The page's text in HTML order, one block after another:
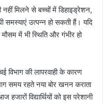
नहीं मिलने से बच्चों में डिहाइड्रेशन,
उत्पन्न हो सकती हैं। यदि
में भी स्थिति और गंभीर हो
विभाग की लापरवाही के कारण
समय रहते नया बोर खनन कराता
हजारों विद्यार्थियों को इस परेशानी